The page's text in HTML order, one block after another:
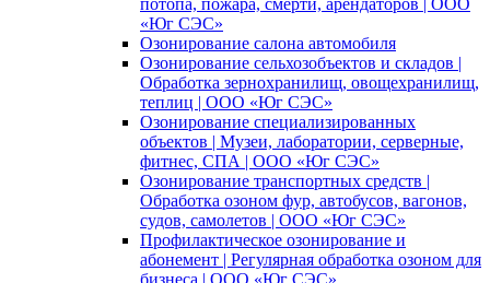
потопа, пожара, смерти, арендаторов | ООО
«Юг СЭС»
Озонирование салона автомобиля
Озонирование сельхозобъектов и складов |
Обработка зернохранилищ, овощехранилищ,
теплиц | ООО «Юг СЭС»
Озонирование специализированных
объектов | Музеи, лаборатории, серверные,
фитнес, СПА | ООО «Юг СЭС»
Озонирование транспортных средств |
Обработка озоном фур, автобусов, вагонов,
судов, самолетов | ООО «Юг СЭС»
Профилактическое озонирование и
абонемент | Регулярная обработка озоном для
бизнеса | ООО «Юг СЭС»